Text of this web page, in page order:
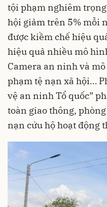
tội phạm nghiêm
hội giảm trên 5% mỗi
được kiềm chế hiệu
hiệu quả nhiều mô
Camera an ninh và
phạm tệ nạn xã hội…
vệ an ninh Tổ quốc”
toàn giao thông,
nạn cứu hộ hoạt động